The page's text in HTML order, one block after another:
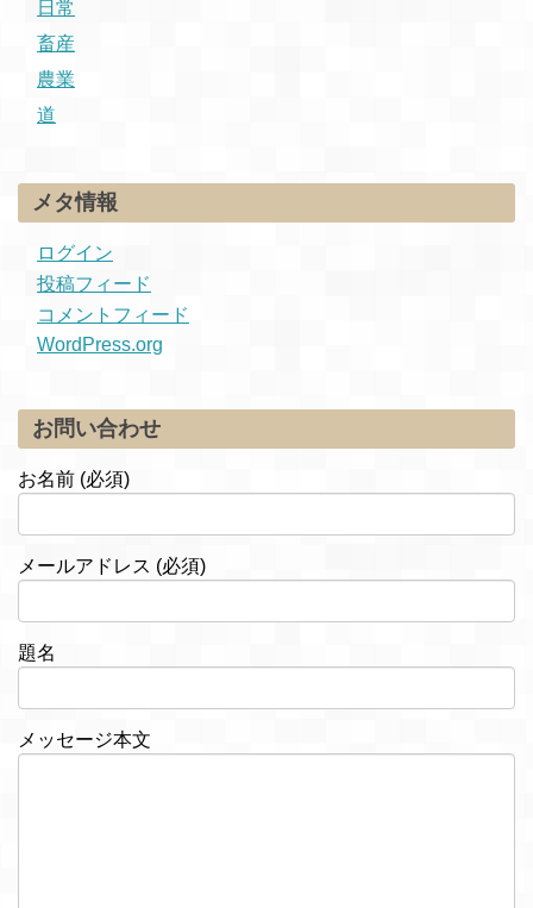
日常
畜産
農業
道
メタ情報
ログイン
投稿フィード
コメントフィード
WordPress.org
お問い合わせ
お名前 (必須)
メールアドレス (必須)
題名
メッセージ本文